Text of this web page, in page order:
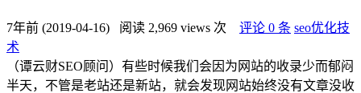
7年前 (2019-04-16) 阅读 2,969 views 次 评论 0 条 seo优化技
术
（谭云财SEO顾问）有些时候我们会因为网站的收录少而郁闷
半天，不管是老站还是新站，就会发现网站始终没有文章没收